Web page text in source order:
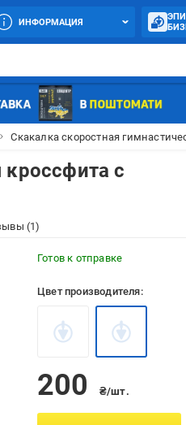
ИНФОРМАЦИЯ
Скакалка скоростная
кроссфита с
(1)
Готов к отправке
Цвет производителя:
200 ₴/шт.